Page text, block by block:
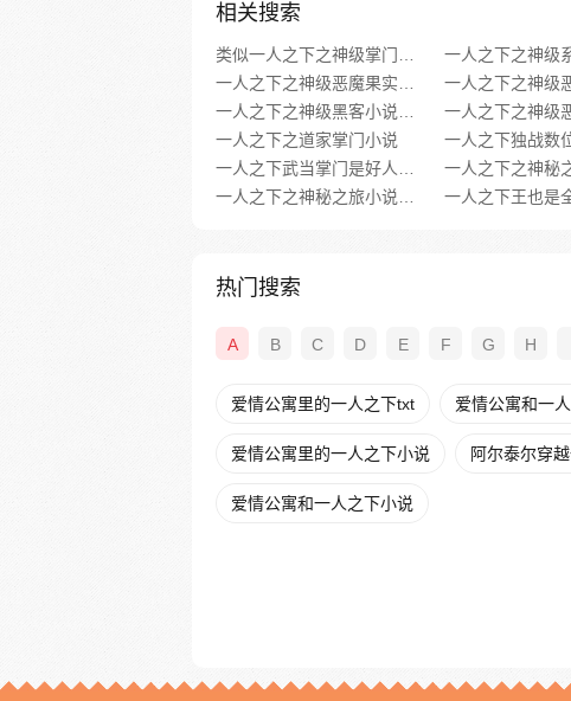
相关搜索
一人之下之神级
一人之下之道家掌门小说
一人之下独战数
一人之下之神秘
热门搜索
A B C D E F G H
爱情公寓里的一人之下txt 爱情公寓和一
爱情公寓里的一人之下小说 阿尔泰尔穿
爱情公寓和一人之下小说